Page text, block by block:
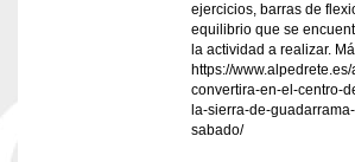
ejercicios, barras de
equilibrio que se
la actividad a realizar.
https://
convertira-en-el-centro-
la-sierra-de-
sabado/